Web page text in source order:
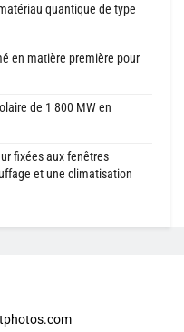
quantique de type
en matière première pour
de 1 800 MW en
fixées aux fenêtres
et une climatisation